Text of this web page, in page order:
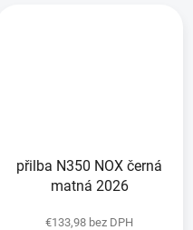
přilba N350 NOX černá
matná 2026
€133,98 bez DPH